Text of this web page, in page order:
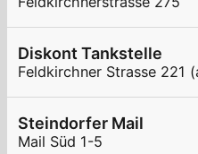
Diskont Tankstelle
Steindorfer Mail
Mail Süd 1-5